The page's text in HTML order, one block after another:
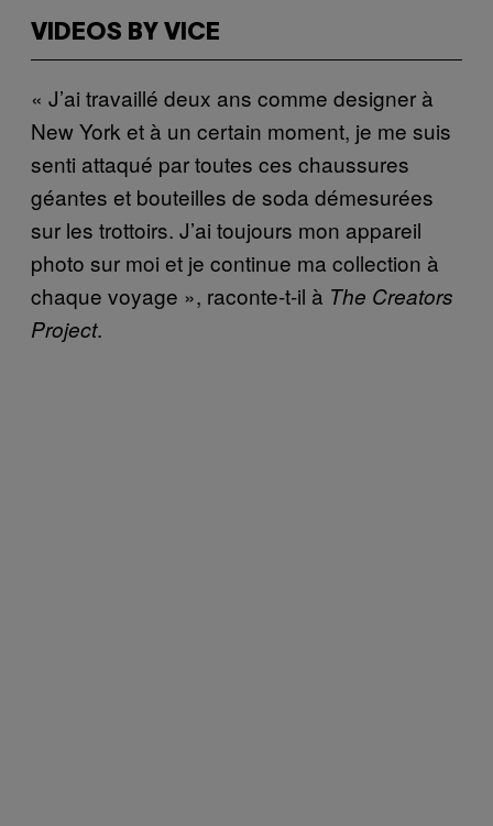
VIDEOS BY VICE
« J’ai travaillé deux ans comme designer à
New York et à un certain moment, je me suis
senti attaqué par toutes ces chaussures
géantes et bouteilles de soda démesurées
sur les trottoirs. J’ai toujours mon appareil
photo sur moi et je continue ma collection à
chaque voyage », raconte-t-il à The Creators
Project.